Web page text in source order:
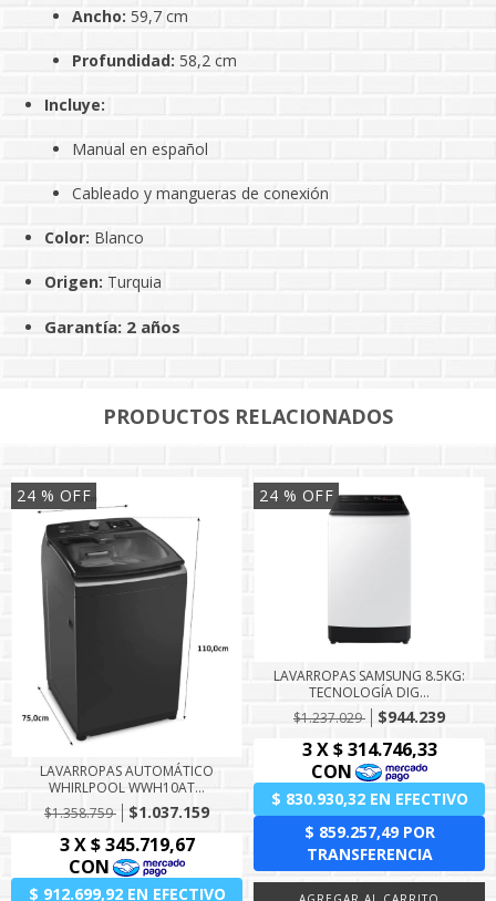
Ancho: 59,7 cm
Profundidad: 58,2 cm
Incluye:
Manual en español
Cableado y mangueras de conexión
Color: Blanco
Origen: Turquia
Garantía: 2 años
PRODUCTOS RELACIONADOS
24 % OFF
LAVARROPAS AUTOMÁTICO
WHIRLPOOL WWH10AT...
$1.358.759
$1.037.159
24 % OFF
LAVARROPAS SAMSUNG 8.5KG:
TECNOLOGÍA DIG...
$1.237.029
$944.239